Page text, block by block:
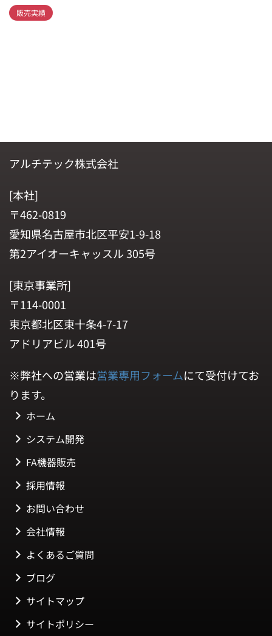
販売実績
アルチテック株式会社
[本社]
〒462-0819
愛知県名古屋市北区平安1-9-18
第2アイオーキャッスル 305号
[東京事業所]
〒114-0001
東京都北区東十条4-7-17
アドリアビル 401号
※弊社への営業は営業専用フォームにて受付けてお
ります。
ホーム
システム開発
FA機器販売
採用情報
お問い合わせ
会社情報
よくあるご質問
ブログ
サイトマップ
サイトポリシー